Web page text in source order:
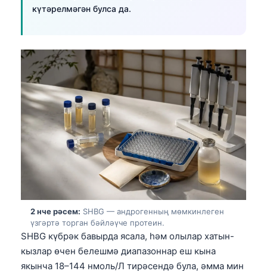
күтәрелмәгән булса да.
2 нче рәсем: SHBG — андрогенның мөмкинлеген
үзгәртә торган бәйләүче протеин.
SHBG күбрәк бавырда ясала, һәм олылар хатын-
кызлар өчен белешмә диапазоннар еш кына
якынча 18–144 нмоль/Л тирәсендә була, әмма мин